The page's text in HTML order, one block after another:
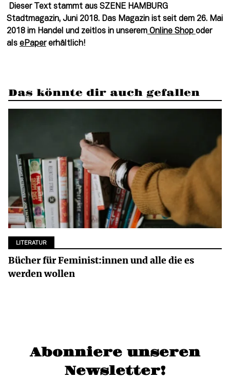
Dieser Text stammt aus SZENE HAMBURG
Stadtmagazin, Juni 2018. Das Magazin ist seit dem 26. Mai
2018 im Handel und zeitlos in unseremOnline Shop oder
als ePapererhältlich!
Das könnte dir auch gefallen
LITERATUR
Bücher für Feminist:innen und alle die es
werden wollen
Abonniere unseren
Newsletter!